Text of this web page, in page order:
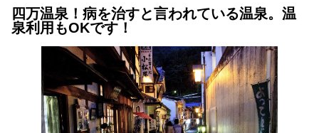
会員登録
LINEでログイン
0120-932-959
【TEL受付】9:30～18:00 土日・祝日定休
四万温泉！病を治すと言われている温泉。温
泉利用もOKです！